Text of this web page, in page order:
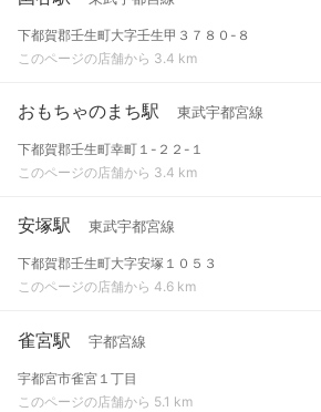
下都賀郡壬生町大字壬生甲３７８０-８
このページの店舗から 3.4 km
おもちゃのまち駅 東武宇都宮線
下都賀郡壬生町幸町１-２２-１
このページの店舗から 3.4 km
安塚駅 東武宇都宮線
下都賀郡壬生町大字安塚１０５３
このページの店舗から 4.6 km
雀宮駅 宇都宮線
宇都宮市雀宮１丁目
このページの店舗から 5.1 km